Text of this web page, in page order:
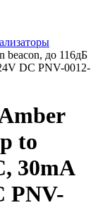
beacon, до 116дБ
DC PNV-0012-
to
30mA
PNV-